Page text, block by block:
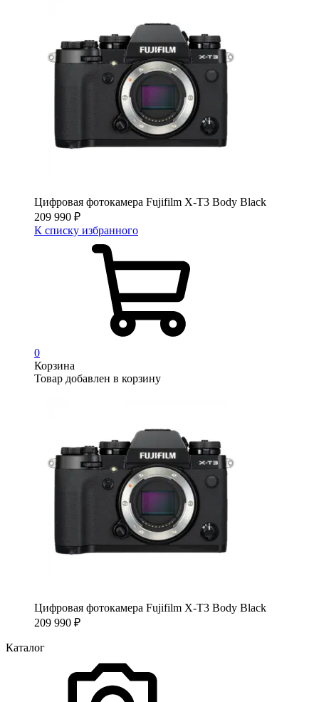
Цифровая фотокамера Fujifilm X-T3 Body Black
209 990 ₽
К списку избранного
0
Корзина
Товар добавлен в корзину
Цифровая фотокамера Fujifilm X-T3 Body Black
209 990 ₽
Каталог